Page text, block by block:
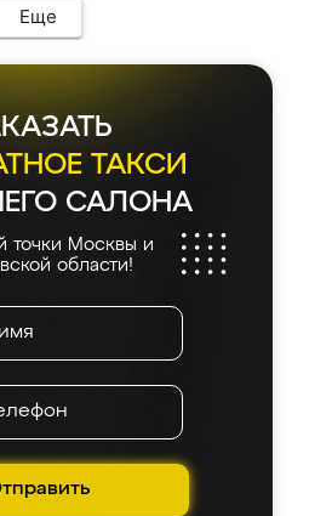
на свое место без
Качеством осталась
так, как и ожидала.
Еще
ТАКСИ
САЛОНА
точки Москвы и
области!